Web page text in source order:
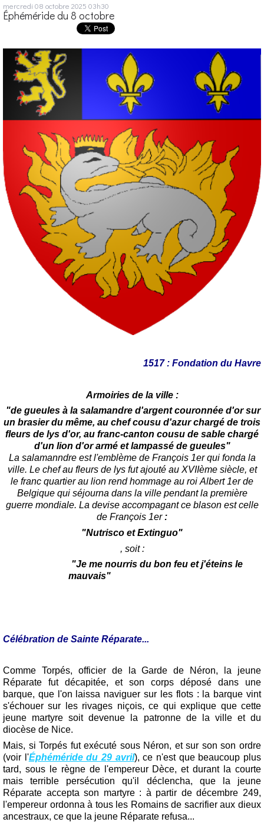
mercredi 08 octobre 2025 03h30
Éphéméride du 8 octobre
1517 : Fondation du Havre
Armoiries de la ville :
"de gueules à la salamandre d'argent couronnée d'or sur
un brasier du même, au chef cousu d'azur chargé de trois
fleurs de lys d'or, au franc-canton cousu de sable chargé
d'un lion d'or armé et lampassé de gueules"
La salamanndre est l'emblème de François 1er qui fonda la
ville. Le chef au fleurs de lys fut ajouté au XVIIème siècle, et
le franc quartier au lion rend hommage au roi Albert 1er de
Belgiquequi séjourna dans la ville pendant la première
guerre mondiale. La devise accompagant ce blason est celle
de François 1er :
"Nutrisco et Extinguo"
, soit :
"Je me nourris du bon feu et j'éteins le
mauvais"
Célébration de Sainte Réparate...
Comme Torpés, officier de la Garde de Néron, la jeune
Réparate fut décapitée, et son corps déposé dans une
barque, que l'on laissa naviguer sur les flots : la barque vint
s'échouer sur les rivages niçois, ce qui explique que cette
jeune martyre soit devenue la patronne de la ville et du
diocèse de Nice.
Mais, si Torpés fut exécuté sous Néron, et sur son son ordre
(voir l'Éphéméride du 29 avril), ce n'est que beaucoup plus
tard, sous le règne de l'empereur Dèce, et durant la courte
mais terrible persécution qu'il déclencha, que la jeune
Réparate accepta son martyre : à partir de décembre 249,
l'empereur ordonna à tous les Romains de sacrifier aux dieux
ancestraux, ce que la jeune Réparate refusa...